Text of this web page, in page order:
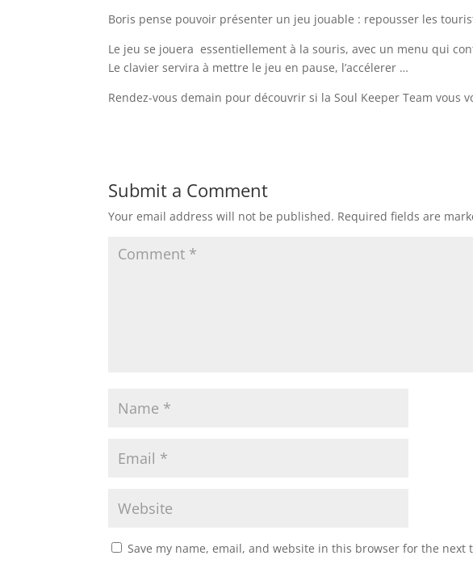
Boris pense pouvoir présenter un jeu jouable : repousser les
Le jeu se jouera essentiellement à la souris, avec un menu qui
Le clavier servira à mettre le jeu en pause, l’accélerer …
Rendez-vous demain pour découvrir si la Soul Keeper Team vous
Submit a Comment
Your email address will not be published. Required fields are
Save my name, email, and website in this browser for the next